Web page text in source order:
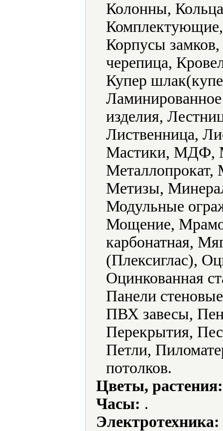
Колонны,
Комплектующие,
Корпусы
черепица,
Купер
изделия,
Лиственница,
Мастики, МДФ,
Металлопрокат,
Метизы,
Модульные
Мощение,
карбонатная,
(Плексиглас),
Оцинкованная
Панели
ПВХ завесы,
Перекрытия,
Петли,
потолков.
Цветы, растения:
Часы: .
Электротехника: